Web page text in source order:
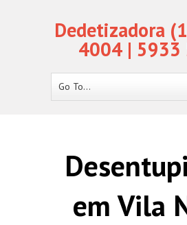
Dedetizadora
4004 | 5933
Go To...
em Vila